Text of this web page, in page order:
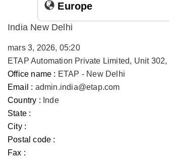
Europe
India New Delhi
mars 3, 2026, 05:20
ETAP Automation Private Limited, Unit
Office name : ETAP - New Delhi
Email : admin.india@etap.com
Country : Inde
State :
City :
Postal code :
Fax :